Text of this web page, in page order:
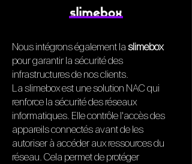
Nous intégrons également la slimebox
pour garantir la sécurité des
infrastructures de nos clients.
La slimebox est une solution NAC qui
renforce la sécurité des réseaux
informatiques. Elle contrôle l'accès des
appareils connectés avant de les
autoriser à accéder aux ressources du
réseau. Cela permet de protéger